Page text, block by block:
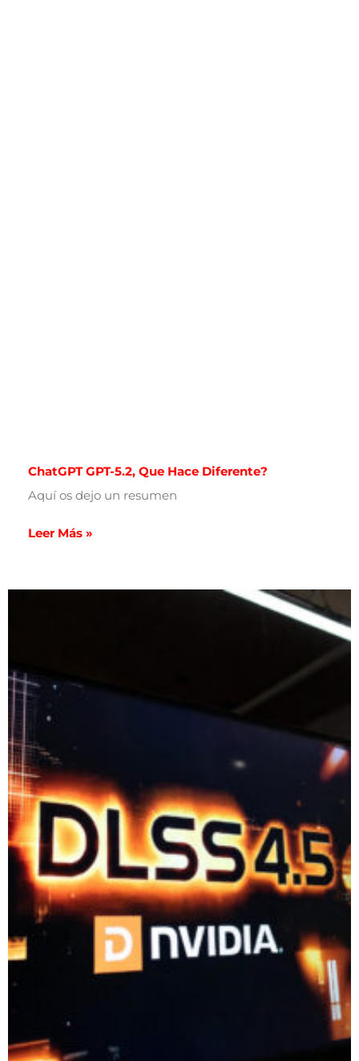
ChatGPT GPT-5.2, Que Hace Diferente?
Aquí os dejo un resumen
Leer Más »